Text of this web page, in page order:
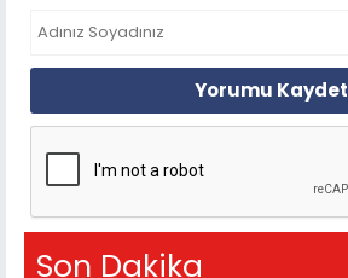
Yorumu Kaydet
Son Dakika